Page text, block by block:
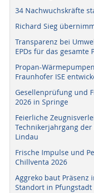
34 Nachwuchskräfte
Richard Sieg
Transparenz bei
EPDs für das
Propan-
Fraunhofer ISE
Gesellenprüfung und
2026 in Springe
Feierliche
Technikerjahrgang
Lindau
Frische Impulse und
Chillventa 2026
Aggreko baut Präsenz
Standort in Pfungstadt